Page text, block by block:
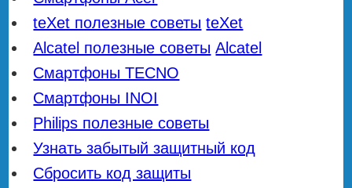
teXet полезные советы teXet
Alcatel полезные советы Alcatel
Смартфоны TECNO
Смартфоны INOI
Philips полезные советы
Узнать забытый защитный код
Сбросить код защиты